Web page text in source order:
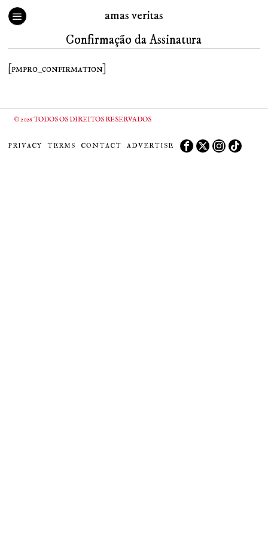
amas veritas
Confirmação da Assinatura
[pmpro_confirmation]
©2026TODOS OS DIREITOS RESERVADOS
PRIVACY TERMS CONTACT ADVERTISE